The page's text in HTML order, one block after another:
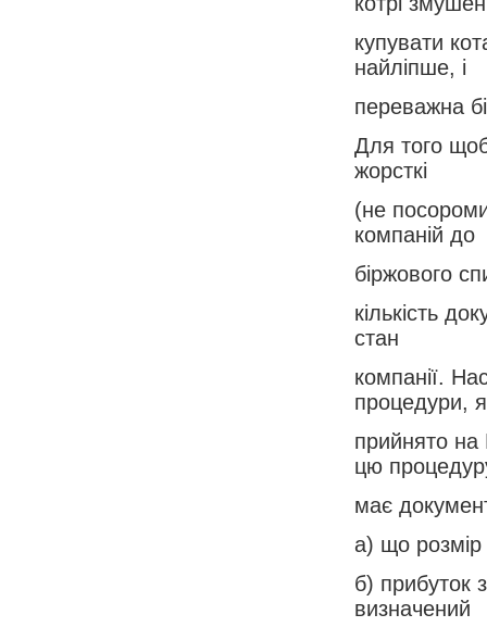
купувати
найліпше, і
переважна
Для того
жорсткі
(не
компаній до
біржового
кількість
стан
компанії.
процедури,
прийнято на
цю
має
а) що розмір
б) прибуток
визначений